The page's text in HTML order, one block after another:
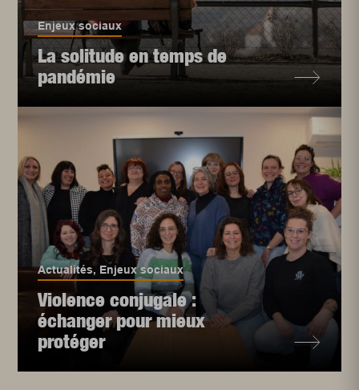
Enjeux sociaux
La solitude en temps de
pandémie
Actualités, Enjeux sociaux
Violence conjugale :
échanger pour mieux
protéger